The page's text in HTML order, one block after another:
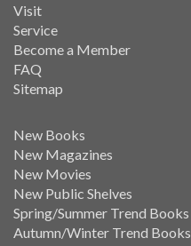
Visit
Service
Become a Member
FAQ
Sitemap
New Books
New Magazines
New Movies
New Public Shelves
Spring/Summer Trend Books
Autumn/Winter Trend Books